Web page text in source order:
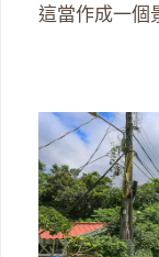
這當作成一個